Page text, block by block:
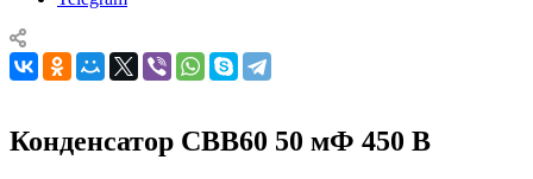
Конденсатор СВВ60 50 мФ 450 В